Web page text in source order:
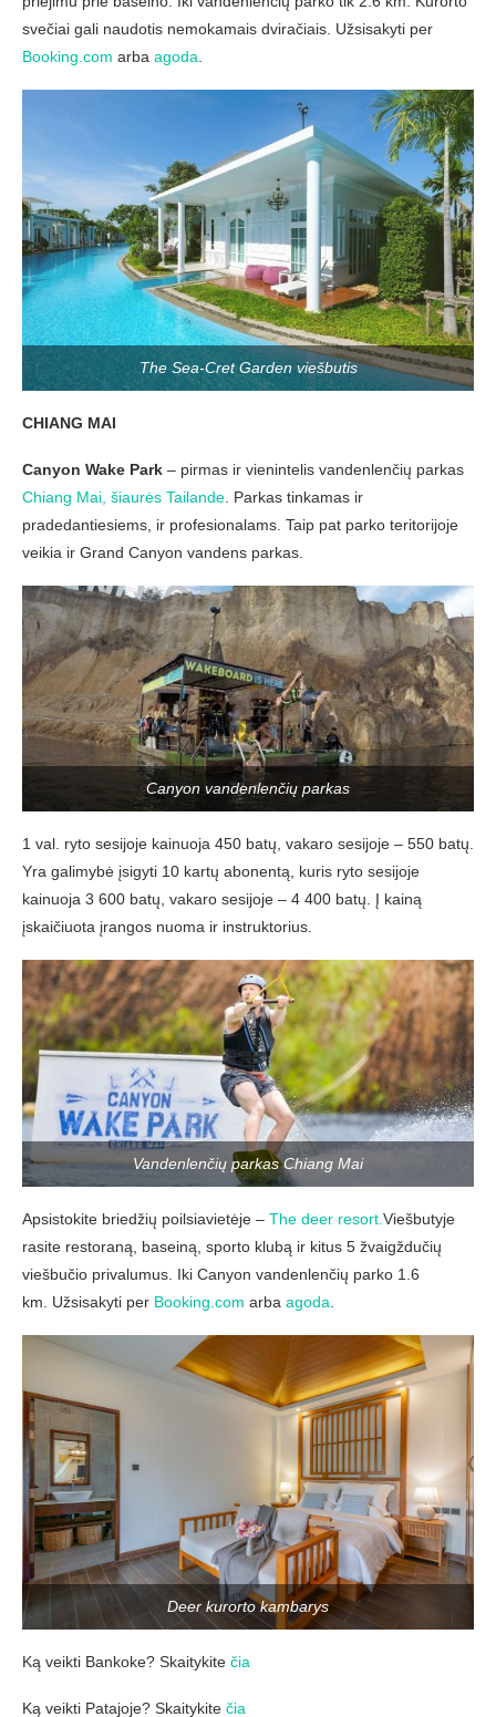
svečiai gali naudotis nemokamais dviračiais. Užsisakyti per
Booking.com arba agoda
The Sea-Cret Garden viešbutis
CHIANG MAI
Canyon Wake Park – pirmas ir vienintelis vandenlenčių parkas
Chiang Mai, šiaurės Tailande . Parkas tinkamas ir
pradedantiesiems, ir profesionalams. Taip pat parko teritorijoje
veikia ir Grand Canyon vandens parkas.
Canyon vandenlenčių parkas
1 val. ryto sesijoje kainuoja 450 batų, vakaro sesijoje – 550 batų.
Yra galimybė įsigyti 10 kartų abonentą, kuris ryto sesijoje
kainuoja 3 600 batų, vakaro sesijoje – 4 400 batų. Į kainą
įskaičiuota įrangos nuoma ir instruktorius.
Vandenlenčių parkas Chiang Mai
Apsistokite briedžių poilsiavietėje – The deer resort. Viešbutyje
rasite restoraną, baseiną, sporto klubą ir kitus 5 žvaigždučių
viešbučio privalumus. Iki Canyon vandenlenčių parko 1.6
km. Užsisakyti per Booking.com arba agoda
Deer kurorto kambarys
Ką veikti Bankoke? Skaitykite čia
Ką veikti Patajoje? Skaitykite čia